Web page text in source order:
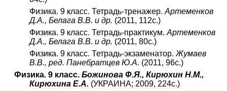
Физика. 9 класс. Тетрадь-тренажер. Артеменков
Д.А., Белага В.В. и др. (2011, 112с.)
Физика. 9 класс. Тетрадь-практикум. Артеменков
Д.А., Белага В.В. и др. (2011, 80с.)
Физика. 9 класс. Тетрадь-экзаменатор. Жумаев
В.В., ред. Панебратцев Ю.А. (2011, 96с.)
Физика. 9 класс. Божинова Ф.Я., Кирюхин Н.М.,
Кирюхина Е.А. (УКРАИНА; 2009, 224с.)